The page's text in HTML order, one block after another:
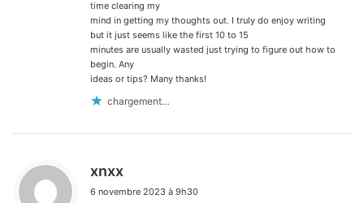
time clearing my
mind in getting my thoughts out. I truly do enjoy writing
but it just seems like the first 10 to 15
minutes are usually wasted just trying to figure out how to
begin. Any
ideas or tips? Many thanks!
chargement…
xnxx
t
6 novembre 2023 à 9h30